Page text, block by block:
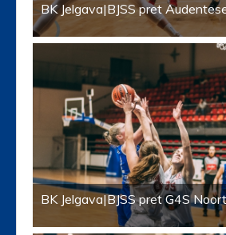
BK Jelgava|BJSS pret
BK Jelgava|BJSS pret G4S